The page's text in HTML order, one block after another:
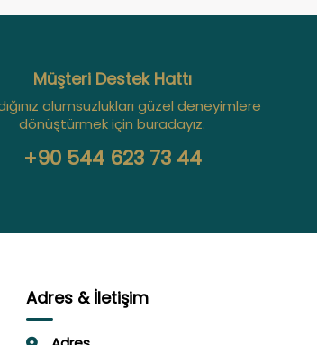
Müşteri Destek Hattı
olumsuzlukları güzel deneyimlere
dönüştürmek için buradayız.
+90 544 623 73 44
Adres & İletişim